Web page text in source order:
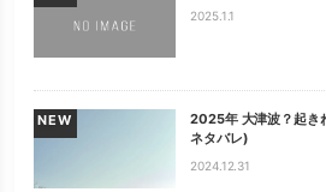
2025.1.1
NEW
2025年 大津波？起き
ネタバレ)
2024.12.31